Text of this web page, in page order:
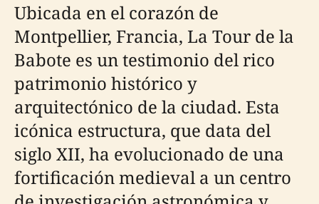
Ubicada en el corazón de
Montpellier, Francia, La Tour de la
Babote es un testimonio del rico
patrimonio histórico y
arquitectónico de la ciudad. Esta
icónica estructura, que data del
siglo XII, ha evolucionado de una
fortificación medieval a un centro